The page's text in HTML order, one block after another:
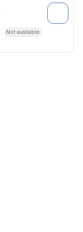
Not available